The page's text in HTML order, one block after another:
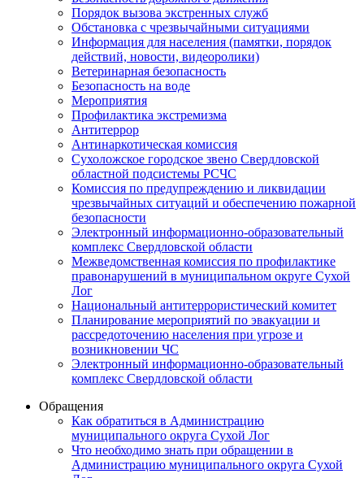
Порядок вызова экстренных служб
Обстановка с чрезвычайными ситуациями
Информация для населения (памятки, порядок
действий, новости, видеоролики)
Ветеринарная безопасность
Безопасность на воде
Мероприятия
Профилактика экстремизма
Антитеррор
Антинаркотическая комиссия
Сухоложское городское звено Свердловской
областной подсистемы РСЧС
Комиссия по предупреждению и ликвидации
чрезвычайных ситуаций и обеспечению пожарной
безопасности
Электронный информационно-образовательный
комплекс Cвердловской области
Межведомственная комиссия по профилактике
правонарушений в муниципальном округе Сухой
Лог
Национальный антитеррористический комитет
Планирование мероприятий по эвакуации и
рассредоточению населения при угрозе и
возникновении ЧС
Электронный информационно-образовательный
комплекс Свердловской области
Обращения
Как обратиться в Администрацию
муниципального округа Сухой Лог
Что необходимо знать при обращении в
Администрацию муниципального округа Сухой